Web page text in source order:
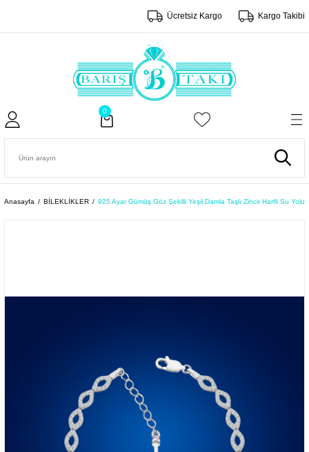
Ücretsiz Kargo Kargo Takibi
0
Anasayfa BİLEKLİKLER 925 Ayar Gümüş Göz Şekilli Yeşil Damla Taşlı Zincir Harfli Su Yolu